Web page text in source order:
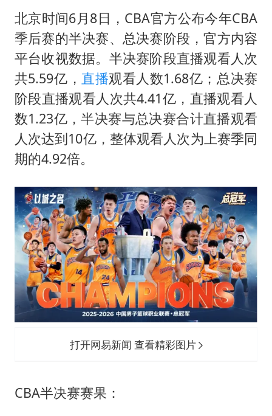
夏日经济乘“热”而上 消费市场向“新”而行
36岁男演员成景区NPC后人气爆棚
宇树王兴兴被问了360多个问题
全民健身事业高质量发展
上四休三，但降薪1000元，你接受吗？
唐田赛前发布会上引用《孙子兵法》
商场现钱学森巨幅海报 负责人回应
乐享全民健身 共筑健康中国
北京时间6月8日，CBA官方公布今年CBA
季后赛的半决赛、总决赛阶段，官方内容
平台收视数据。半决赛阶段直播观看人次
共5.59亿， 直播观看人数1.68亿；总决赛
阶段直播观看人次共4.41亿，直播观看人
数1.23亿，半决赛与总决赛合计直播观看
人次达到10亿，整体观看人次为上赛季同
期的4.92倍。
打开网易新闻 查看精彩图片
CBA半决赛赛果：